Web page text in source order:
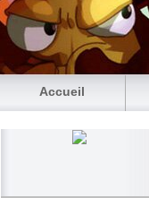
Accueil